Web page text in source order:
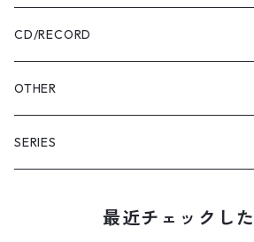
Pants
Sweatshirt
Shirts
USABENI ZINE
USABENI TRAVEL
コラボ
CD/RECORD
Beni Usakura
FRUN FRIN FRIENDS
OTHER
Key Holder
SERIES
最近チェックし